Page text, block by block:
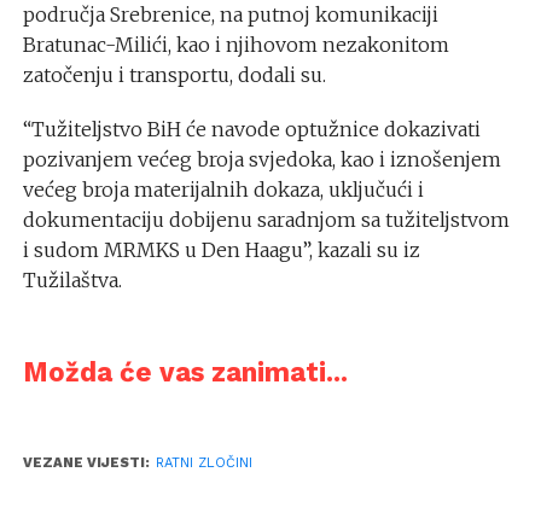
područja Srebrenice, na putnoj komunikaciji
Bratunac-Milići, kao i njihovom nezakonitom
zatočenju i transportu, dodali su.
“Tužiteljstvo BiH će navode optužnice dokazivati
pozivanjem većeg broja svjedoka, kao i iznošenjem
većeg broja materijalnih dokaza, uključući i
dokumentaciju dobijenu saradnjom sa tužiteljstvom
i sudom MRMKS u Den Haagu”, kazali su iz
Tužilaštva.
Možda će vas zanimati...
VEZANE VIJESTI: RATNI ZLOČINI